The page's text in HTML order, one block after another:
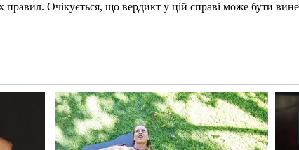
Очікується, що вердикт у цій справі може бути